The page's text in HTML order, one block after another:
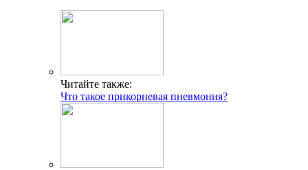
Читайте также:
Что такое прикорневая пневмония?